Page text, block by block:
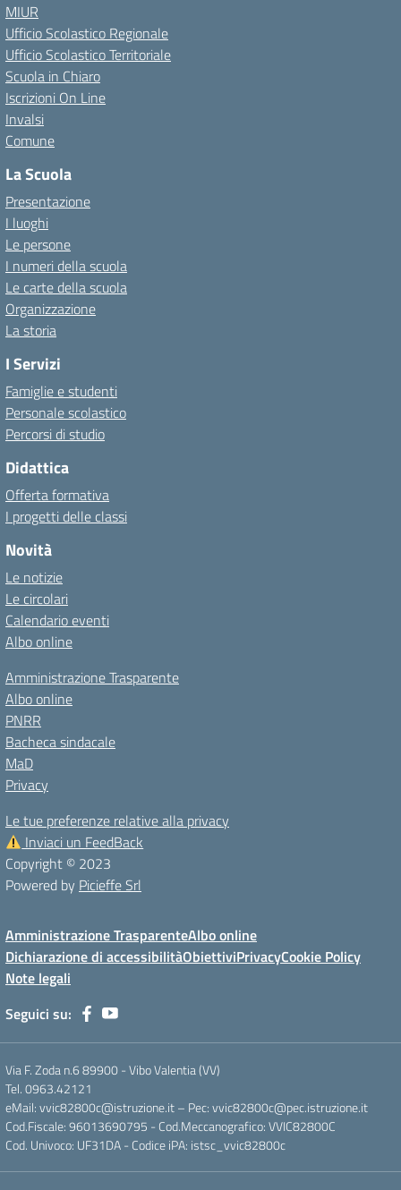
MIUR
Ufficio Scolastico Regionale
Ufficio Scolastico Territoriale
Scuola in Chiaro
Iscrizioni On Line
Invalsi
Comune
La Scuola
Presentazione
I luoghi
Le persone
I numeri della scuola
Le carte della scuola
Organizzazione
La storia
I Servizi
Famiglie e studenti
Personale scolastico
Percorsi di studio
Didattica
Offerta formativa
I progetti delle classi
Novità
Le notizie
Le circolari
Calendario eventi
Albo online
Amministrazione Trasparente
Albo online
PNRR
Bacheca sindacale
MaD
Privacy
Le tue preferenze relative alla privacy
Inviaci un FeedBack
Copyright © 2023
Powered by Picieffe Srl
Amministrazione TrasparenteAlbo online
Dichiarazione di accessibilitàObiettiviPrivacyCookie Policy
Note legali
Seguici su:
Via F. Zoda n.6 89900 - Vibo Valentia (VV)
Tel. 0963.42121
eMail: vvic82800c@istruzione.it – Pec: vvic82800c@pec.istruzione.it
Cod.Fiscale: 96013690795 - Cod.Meccanografico: VVIC82800C
Cod. Univoco: UF31DA - Codice iPA: istsc_vvic82800c